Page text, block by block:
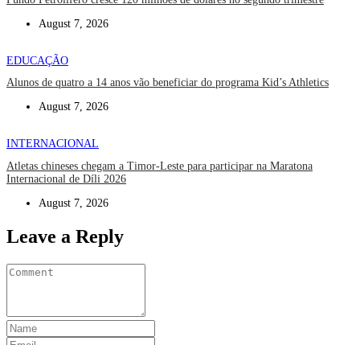
August 7, 2026
EDUCAÇÃO
Alunos de quatro a 14 anos vão beneficiar do programa Kid’s Athletics
August 7, 2026
INTERNACIONAL
Atletas chineses chegam a Timor-Leste para participar na Maratona
Internacional de Díli 2026
August 7, 2026
Leave a Reply